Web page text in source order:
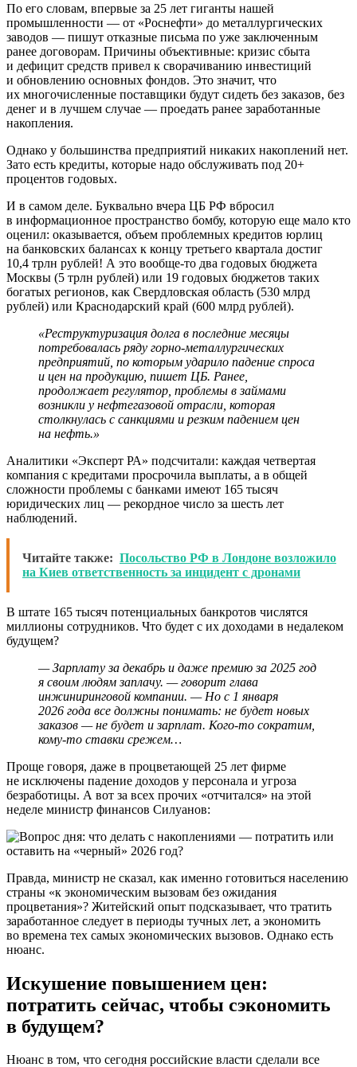
По его словам, впервые за 25 лет гиганты нашей
промышленности — от «Роснефти» до металлургических
заводов — пишут отказные письма по уже заключенным
ранее договорам. Причины объективные: кризис сбыта
и дефицит средств привел к сворачиванию инвестиций
и обновлению основных фондов. Это значит, что
их многочисленные поставщики будут сидеть без заказов, без
денег и в лучшем случае — проедать ранее заработанные
накопления.
Однако у большинства предприятий никаких накоплений нет.
Зато есть кредиты, которые надо обслуживать под 20+
процентов годовых.
И в самом деле. Буквально вчера ЦБ РФ вбросил
в информационное пространство бомбу, которую еще мало кто
оценил: оказывается, объем проблемных кредитов юрлиц
на банковских балансах к концу третьего квартала достиг
10,4 трлн рублей! А это вообще-то два годовых бюджета
Москвы (5 трлн рублей) или 19 годовых бюджетов таких
богатых регионов, как Свердловская область (530 млрд
рублей) или Краснодарский край (600 млрд рублей).
«Реструктуризация долга в последние месяцы
потребовалась ряду горно-металлургических
предприятий, по которым ударило падение спроса
и цен на продукцию, пишет ЦБ. Ранее,
продолжает регулятор, проблемы в займами
возникли у нефтегазовой отрасли, которая
столкнулась с санкциями и резким падением цен
на нефть.»
Аналитики «Эксперт РА» подсчитали: каждая четвертая
компания с кредитами просрочила выплаты, а в общей
сложности проблемы с банками имеют 165 тысяч
юридических лиц — рекордное число за шесть лет
наблюдений.
Читайте также: Посольство РФ в Лондоне возложило
на Киев ответственность за инцидент с дронами
В штате 165 тысяч потенциальных банкротов числятся
миллионы сотрудников. Что будет с их доходами в недалеком
будущем?
— Зарплату за декабрь и даже премию за 2025 год
я своим людям заплачу. — говорит глава
инжиниринговой компании. — Но с 1 января
2026 года все должны понимать: не будет новых
заказов — не будет и зарплат. Кого-то сократим,
кому-то ставки срежем…
Проще говоря, даже в процветающей 25 лет фирме
не исключены падение доходов у персонала и угроза
безработицы. А вот за всех прочих «отчитался» на этой
неделе министр финансов Силуанов:
Правда, министр не сказал, как именно готовиться населению
страны «к экономическим вызовам без ожидания
процветания»? Житейский опыт подсказывает, что тратить
заработанное следует в периоды тучных лет, а экономить
во времена тех самых экономических вызовов. Однако есть
нюанс.
Искушение повышением цен:
потратить сейчас, чтобы сэкономить
в будущем?
Нюанс в том, что сегодня российские власти сделали все